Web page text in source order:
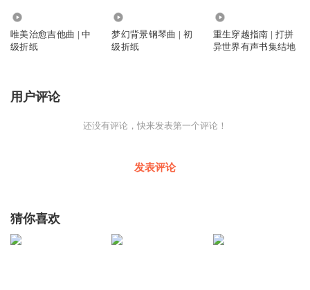
唯美治愈吉他曲 | 中
级折纸
梦幻背景钢琴曲 | 初
级折纸
重生穿越指南 | 打拼
异世界有声书集结地
用户评论
还没有评论，快来发表第一个评论！
发表评论
猜你喜欢